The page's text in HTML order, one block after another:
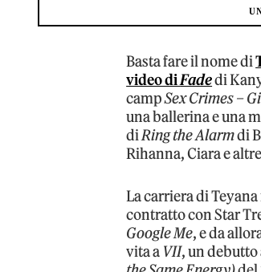
Basta fare il nome di
video diFadedi
campSex Crimes –
una ballerina e una
diRing the Alarmdi
Rihanna, Ciara e
La carriera di
contratto con Star
Google Me, e da
vita a VII, un